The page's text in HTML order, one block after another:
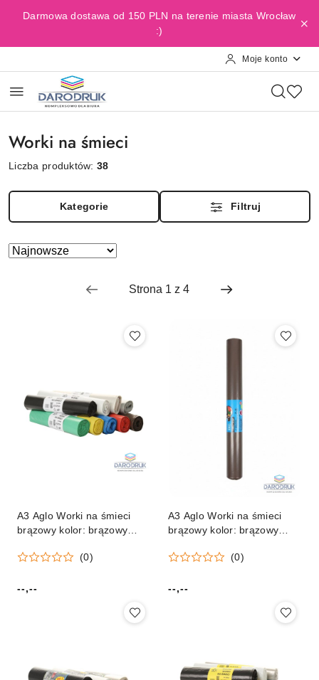
Przejdź do treści głównej
Przejdź do wyszukiwarki
Przejdź do moje konto
Przejdź do menu głównego
Przejdź do stopki
Darmowa dostawa od 150 PLN na terenie miasta Wrocław
:)
Moje konto
Worki na śmieci
Liczba produktów:38
Kategorie Filtruj
Zastosowano
Sortuj
A3 Aglo Worki na śmieci
brązowy kolor: brązowy
(0)
Cena:
--,--
A3 Aglo Worki na śmieci
brązowy kolor: brązowy
(0)
Cena:
--,--